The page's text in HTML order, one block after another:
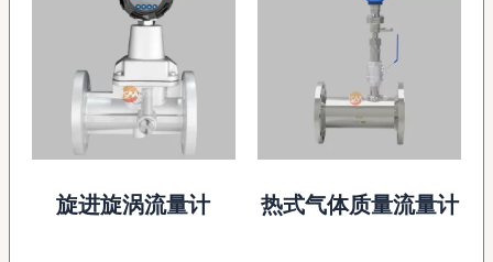
旋进旋涡流量计 热式气体质量流量计